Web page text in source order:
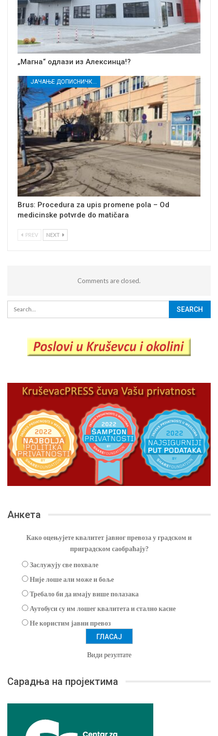
„Магна“ одлази из Алексинца!?
Brus: Procedura za upis promene pola – Od
medicinske potvrde do matičara
PREV NEXT
Comments are closed.
Анкета
Како оцењујете квалитет јавног превоза у градском и
приградском саобраћају?
Заслужују све похвале
Није лоше али може и боље
Требало би да имају више полазака
Аутобуси су им лошег квалитета и стално касне
Не користим јавни превоз
Види резултате
Сарадња на пројектима